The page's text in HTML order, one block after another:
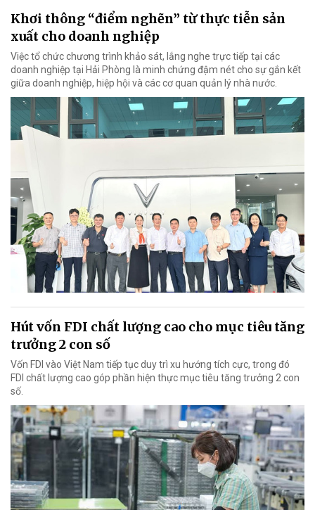
Khơi thông “điểm nghẽn” từ thực tiễn sản
xuất cho doanh nghiệp
Việc tổ chức chương trình khảo sát, lắng nghe trực tiếp tại các
doanh nghiệp tại Hải Phòng là minh chứng đậm nét cho sự gắn kết
giữa doanh nghiệp, hiệp hội và các cơ quan quản lý nhà nước.
Hút vốn FDI chất lượng cao cho mục tiêu tăng
trưởng 2 con số
Vốn FDI vào Việt Nam tiếp tục duy trì xu hướng tích cực, trong đó
FDI chất lượng cao góp phần hiện thực mục tiêu tăng trưởng 2 con
số.